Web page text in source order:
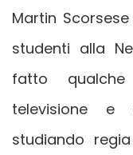
Martin
studenti alla
fatto
televisione e
studiando